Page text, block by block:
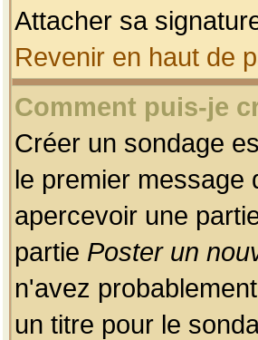
Attacher sa
Revenir en haut de
Comment puis-je
Créer un sondage
le premier message
apercevoir une
partie Poster un
n'avez
un titre pour le